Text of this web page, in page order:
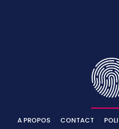
A PROPOS CONTACT